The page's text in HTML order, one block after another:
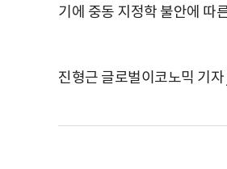
기에 중동 지정학 불안에 따
진형근 글로벌이코노믹 기